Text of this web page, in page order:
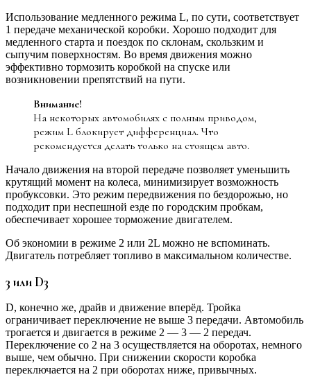
Использование медленного режима L, по сути, соответствует
1 передаче механической коробки. Хорошо подходит для
медленного старта и поездок по склонам, скользким и
сыпучим поверхностям. Во время движения можно
эффективно тормозить коробкой на спуске или
возникновении препятствий на пути.
Внимание!
На некоторых автомобилях с полным приводом,
режим L блокирует дифференциал. Что
рекомендуется делать только на стоящем авто.
Начало движения на второй передаче позволяет уменьшить
крутящий момент на колеса, минимизирует возможность
пробуксовки. Это режим передвижения по бездорожью, но
подходит при неспешной езде по городским пробкам,
обеспечивает хорошее торможение двигателем.
Об экономии в режиме 2 или 2L можно не вспоминать.
Двигатель потребляет топливо в максимальном количестве.
3 или D3
D, конечно же, драйв и движение вперёд. Тройка
ограничивает переключение не выше 3 передачи. Автомобиль
трогается и двигается в режиме 2 — 3 — 2 передач.
Переключение со 2 на 3 осуществляется на оборотах, немного
выше, чем обычно. При снижении скорости коробка
переключается на 2 при оборотах ниже, привычных.